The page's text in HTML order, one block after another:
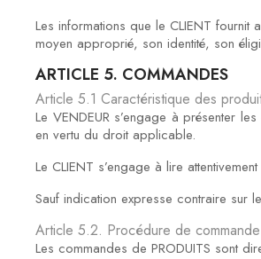
Les informations que le CLIENT
moyen approprié, son identité, son
ARTICLE 5. COMMANDES
Article 5.1 Caractéristique des
Le VENDEUR s’engage à présenter
en vertu du droit applicable.
Le CLIENT s’engage à lire
Sauf indication expresse contraire sur
Article 5.2. Procédure de commande
Les commandes de PRODUITS sont